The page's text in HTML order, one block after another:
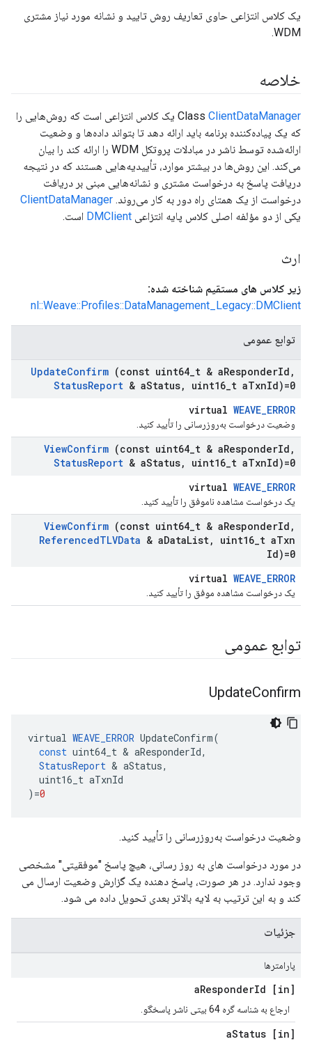
یک کلاس انتزاعی حاوی تعاریف روش تایید و نشانه مورد نیاز مشتری
WDM.
خلاصه
Class ClientDataManager
یک کلاس انتزاعی است که روش‌هایی را
که یک پیاده‌کننده برنامه باید ارائه دهد تا بتواند داده‌ها و وضعیت
ارائه‌شده توسط ناشر در مبادلات پروتکل WDM را ارائه کند را بیان
می‌کند. این روش‌ها در بیشتر موارد، تأییدیه‌هایی هستند که در نتیجه
دریافت پاسخ به درخواست مشتری و نشانه‌هایی مبنی بر دریافت
درخواست از یک همتای راه دور به کار می‌روند. ClientDataManager
یکی از دو مؤلفه اصلی کلاس پایه انتزاعی DMClient است.
ارث
زیر کلاس های مستقیم شناخته شده:
nl::Weave::Profiles::DataManagement_Legacy::DMClient
توابع عمومی
UpdateConfirm (const uint64 t & aResponderId ,
StatusReport & aStatus, uint16 t aTxnId)=0
virtual WEAVE_ERROR
وضعیت درخواست به‌روزرسانی را تأیید کنید.
ViewConfirm (const uint64 t & aResponderId ,
StatusReport & aStatus, uint16 t aTxnId)=0
virtual WEAVE_ERROR
یک درخواست مشاهده ناموفق را تأیید کنید.
ViewConfirm (const uint64 t & aResponderId ,
ReferencedTLVData & aDataList, uint16 t aTxn
Id)=0
virtual WEAVE_ERROR
یک درخواست مشاهده موفق را تأیید کنید.
توابع عمومی
UpdateConfirm
virtual WEAVE_ERROR UpdateConfirm(
const uint64_t & aResponderId,
StatusReport & aStatus,
uint16_t aTxnId
) =0
وضعیت درخواست به‌روزرسانی را تأیید کنید.
در مورد درخواست های به روز رسانی، هیچ پاسخ "موفقیتی" مشخصی
وجود ندارد. در هر صورت، پاسخ دهنده یک گزارش وضعیت ارسال می
کند و به این ترتیب به لایه بالاتر بعدی تحویل داده می شود.
جزئیات
پارامترها
[in] a
ResponderId
ارجاع به شناسه گره 64 بیتی ناشر پاسخگو.
[in] a
Status